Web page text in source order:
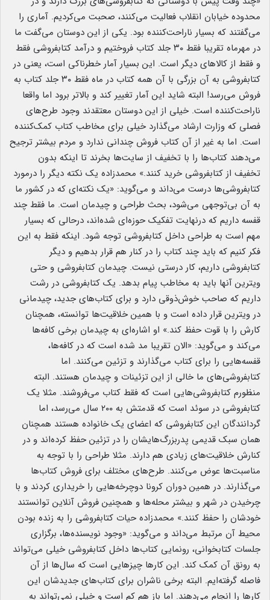
محدوده خیابان انقلاب فعالیت می‌کنند، صحبت می‌کردیم. آماری را
می‌گفتند که بسیار ناراحت‌کننده بود. یکی از این دوستان می‌گفت ما
در مهرماه تقریبا فقط ۳۰ جلد کتاب فروختیم و درآمد کتابفروشی فقط
و فقط از کالاهای دیگر است. این بسیار آمار خطرناکی است، یعنی در
کتابفروشی به آن بزرگی با آن همه کتاب در ماه فقط ۳۰ جلد کتاب به
فروش می‌رسد! البته شاید این آمار تغییر کند و بالاتر برود اما واقعا
ناراحت‌کننده است. خیلی از این دوستان معتقدند وجود طرح‌های
فصلی که وزارت ارشاد می‌گذارد خیلی برای مخاطب کتاب کمک‌کننده
است. اما به غیر از آن کتاب فروش چندانی ندارد و مردم بیشتر ترجیح
می‌دهند کتاب‌ها را با تخفیف از سایت‌ها بخرند تا اینکه بدون
تخفیف از کتابفروشی خرید کنند.» محمدزاده یک نکته دیگر را درمورد
کتابفروشی‌ها درست می‌داند و می‌گوید: «یک نکته‌ای که در کشور ما
به آن بی‌توجهی می‌شود، بحث طراحی و چیدمان است. ما فقط چند
قفسه داریم که درنهایت تفکیک حوزه‌ای شده‌اند، درحالی که بسیار
مهم است به طراحی داخل کتابفروشی توجه شود. اینکه فقط به این
فکر کنیم که باید چند کتاب را در کنار هم قرار بدهیم و دیگر
کتابفروشی داریم، کار درستی نیست. چیدمان کتابفروشی و حتی
ویترین آنها باید به مخاطب پیام بدهد. یک کتابفروشی در رشت
داریم که صاحب خوش‌ذوقی دارد و برای کتاب‌های جدید، چیدمانی
در ویترین قرار داده است و با همین خلاقیت‌ها توانسته، همچنان
کارش را با قوت حفظ کند.» او اشاره‌ای به چیدمان برخی کافه‌ها
می‌کند و می‌گوید: «الان تقریبا مد شده است که در کافه‌ها،
قفسه‌هایی را برای کتاب می‌گذارند و تزئین می‌کنند. اما
کتابفروشی‌های ما خالی از این تزئینات و چیدمان هستند. البته
منظورم کتابفروشی‌هایی است که فقط کتاب می‌فروشند. مثلا یک
کتابفروشی در سوئد است که قدمتش به ۲۰۰ سال می‌رسد، اما
گردانندگان این کتابفروشی که اعضای یک خانواده هستند همچنان
همان سبک قدیمی پدربزرگ‌هایشان را در تزئین حفظ کرده‌اند و در
کنارش خلاقیت‌های زیادی هم دارند. مثلا طراحی را با توجه به
مناسبت‌ها عوض می‌کنند. طرح‌های مختلف برای فروش کتاب‌ها
می‌گذارند. در همین دوران کرونا دوچرخه‌هایی را خریداری کردند و با
چرخیدن در شهر و بیشتر محله‌ها و همچنین فروش آنلاین توانستند
خودشان را حفظ کنند.» محمدزاده حیات کتابفروشی را به زنده بودن
محیط آن مرتبط می‌داند و می‌گوید: «وجود نویسنده‌ها، برگزاری
جلسات کتابخوانی، رونمایی کتاب‌ها داخل کتابفروشی خیلی می‌تواند
به رونق آن کمک کند. این کارها چیزهایی است که سال‌ها از آن
فاصله گرفته‌ایم. البته برخی ناشران برای کتاب‌های جدیدشان این
کارها را انجام می‌دهند. اما باز هم کم است و خیلی نمی‌تواند به